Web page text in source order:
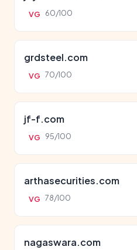
VG 60/100
grdsteel.com
VG 70/100
jf-f.com
VG 95/100
arthasecurities.com
VG 78/100
nagaswara.com